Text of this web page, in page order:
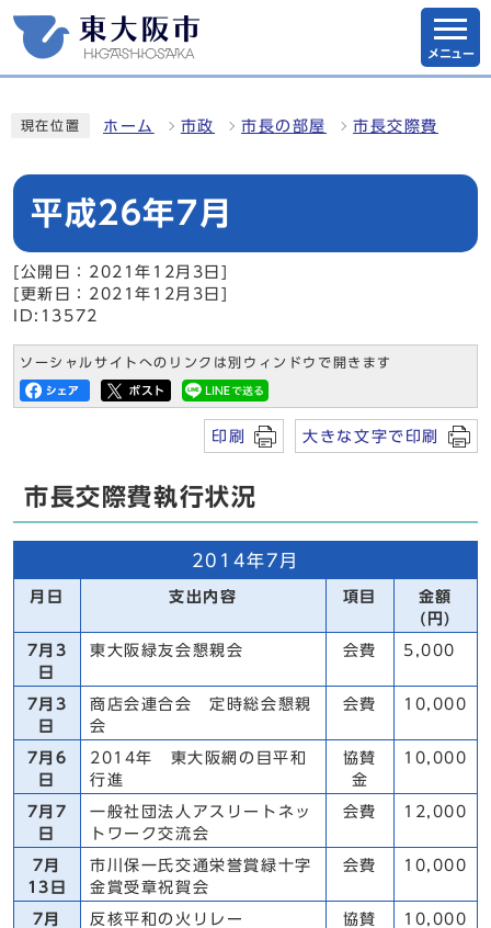
メニュー
現在位置 ホーム 市政 市長の部屋 市長交際費
平成26年7月
[公開日：2021年12月3日]
[更新日：2021年12月3日]
ID:13572
ソーシャルサイトへのリンクは別ウィンドウで開きます
印刷 大きな文字で印刷
市長交際費執行状況
2014年7月
月日 支出内容 項目
金額
(円)
7月3
日
東大阪緑友会懇親会 会費 5,000
7月3
日
商店会連合会 定時総会懇親
会
会費 10,000
7月6
日
2014年 東大阪網の目平和
行進
協賛
金
10,000
7月7
日
一般社団法人アスリートネッ
トワーク交流会
会費 12,000
7月
13日
市川保一氏交通栄誉賞緑十字
金賞受章祝賀会
会費 10,000
7月
反核平和の火リレー
協賛
10,000